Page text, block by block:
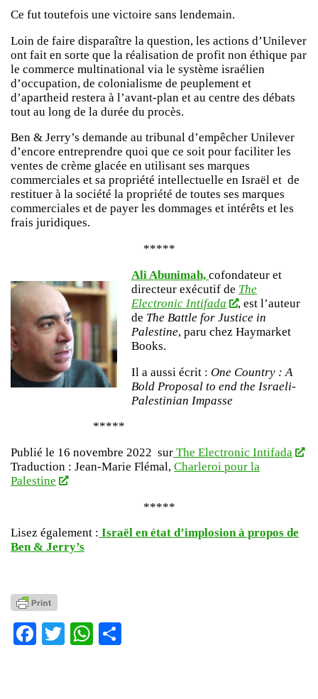
Ce fut toutefois une victoire sans lendemain.
Loin de faire disparaître la question, les actions d’Unilever
ont fait en sorte que la réalisation de profit non éthique par
le commerce multinational via le système israélien
d’occupation, de colonialisme de peuplement et
d’apartheid restera à l’avant-plan et au centre des débats
tout au long de la durée du procès.
Ben & Jerry’s demande au tribunal d’empêcher Unilever
d’encore entreprendre quoi que ce soit pour faciliter les
ventes de crème glacée en utilisant ses marques
commerciales et sa propriété intellectuelle en Israël et de
restituer à la société la propriété de toutes ses marques
commerciales et de payer les dommages et intérêts et les
frais juridiques.
*****
Ali Abunimah, cofondateur et
directeur exécutif de The
Electronic Intifada
, est l’auteur
de The Battle for Justice in
Palestine, paru chez Haymarket
Books.
Il a aussi écrit : One Country : A
Bold Proposal to end the Israeli-
Palestinian Impasse
*****
Publié le 16 novembre 2022 sur The Electronic Intifada
Traduction : Jean-Marie Flémal, Charleroi pour la
Palestine
*****
Lisez également : Israël en état d’implosion à propos de
Ben & Jerry’s
Facebook
TwitterWhatsApp